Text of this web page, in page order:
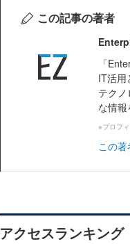
この記事の著者
「
IT活用
テク
な情報
※プロフ
この
アクセスランキング